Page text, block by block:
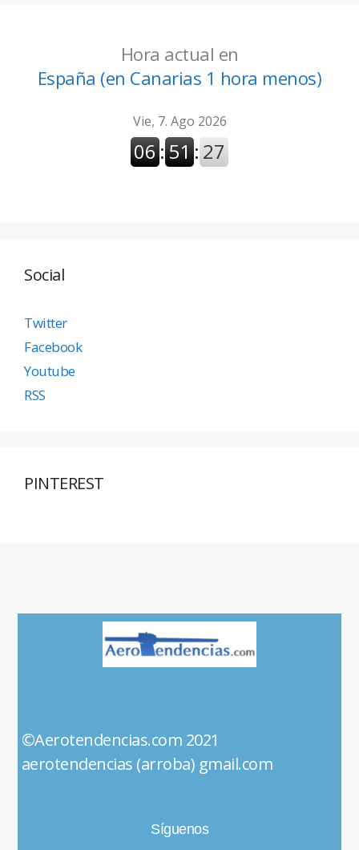
Hora actual en
España (en Canarias 1 hora menos)
Social
Twitter
Facebook
Youtube
RSS
PINTEREST
©Aerotendencias.com 2021
aerotendencias (arroba) gmail.com
Síguenos